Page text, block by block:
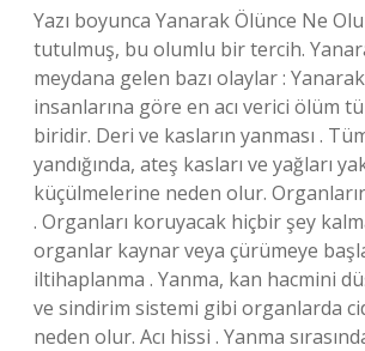
Yazı boyunca Yanarak Ölünce Ne
tutulmuş, bu olumlu bir tercih.
meydana gelen bazı olaylar :
insanlarına göre en acı verici ölüm
biridir. Deri ve kasların yanması .
yandığında, ateş kasları ve yağları
küçülmelerine neden olur.
. Organları koruyacak hiçbir şey
organlar kaynar veya çürümeye
iltihaplanma . Yanma, kan hacmini
ve sindirim sistemi gibi organlarda
neden olur. Acı hissi . Yanma